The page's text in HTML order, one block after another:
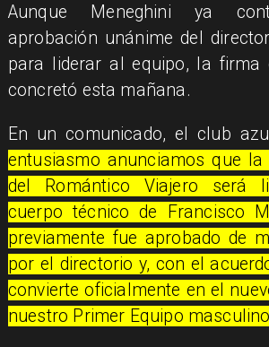
Aunque Meneghini ya
aprobación unánime del
para liderar al equipo, la firma
concretó esta mañana.
En un comunicado, el club
entusiasmo anunciamos que
del Romántico Viajero será
cuerpo técnico de Francisco
previamente fue aprobado de
por el directorio y, con el
convierte oficialmente en el
nuestro Primer Equipo